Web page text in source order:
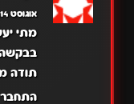
אוגוסט 14, 2024 בשעה 2:51 am
מתי
תודה
התחבר